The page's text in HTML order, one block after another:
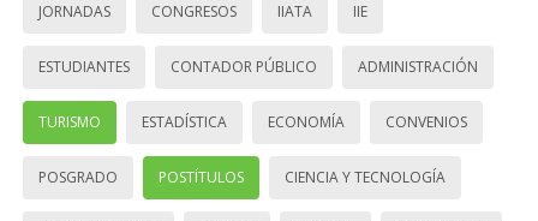
JORNADAS CONGRESOS IIATA IIE
ESTUDIANTES CONTADOR PÚBLICO ADMINISTRACIÓN
TURISMO ESTADÍSTICA ECONOMÍA CONVENIOS
POSGRADO POSTÍTULOS CIENCIA Y TECNOLOGÍA